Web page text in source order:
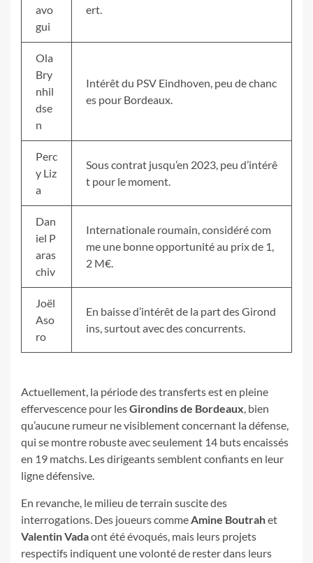
avo
gui
ert.
Ola
Bry
nhil
dse
n
Intérêt du PSV Eindhoven, peu de chanc
es pour Bordeaux.
Perc
y Liz
a
Sous contrat jusqu’en 2023, peu d’intérê
t pour le moment.
Dan
iel P
aras
chiv
Internationale roumain, considéré com
me une bonne opportunité au prix de 1,
2 M€.
Joël
Aso
ro
En baisse d’intérêt de la part des Girond
ins, surtout avec des concurrents.
Actuellement, la période des transferts est en pleine
effervescence pour lesGirondins de Bordeaux, bien
qu’aucune rumeur ne visiblement concernant la défense,
qui se montre robuste avec seulement 14 buts encaissés
en 19 matchs. Les dirigeants semblent confiants en leur
ligne défensive.
En revanche, le milieu de terrain suscite des
interrogations. Des joueurs commeAmine Boutrahet
Valentin Vadaont été évoqués, mais leurs projets
respectifs indiquent une volonté de rester dans leurs